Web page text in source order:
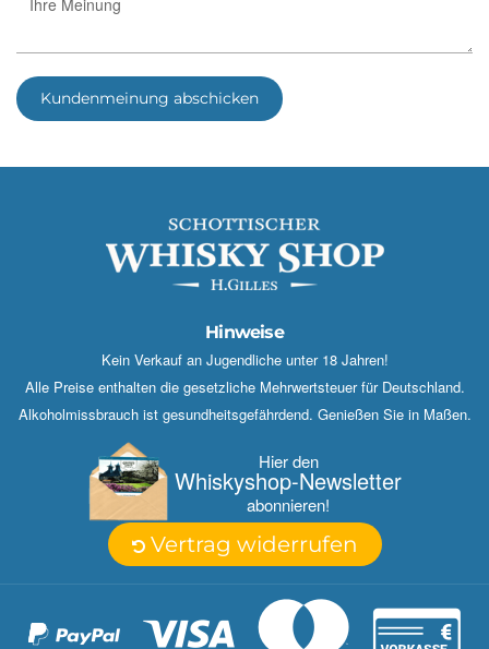
Kundenmeinung abschicken
Hinweise
Kein Verkauf an Jugendliche unter 18 Jahren!
Alle Preise enthalten die gesetzliche Mehrwertsteuer für Deutschland.
Alkoholmissbrauch ist gesundheitsgefährdend. Genießen Sie in Maßen.
Hier den
Whisky­shop-Newsletter
abonnieren!
Vertrag widerrufen